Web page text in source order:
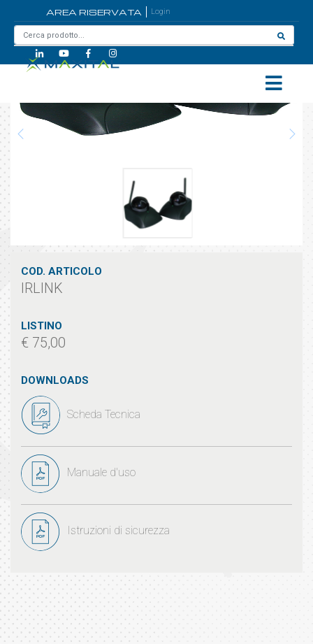
AREA RISERVATA Login
Home
COD. ARTICOLO
IRLINK
LISTINO
€ 75,00
DOWNLOADS
Scheda Tecnica
Manuale d'uso
Istruzioni di sicurezza